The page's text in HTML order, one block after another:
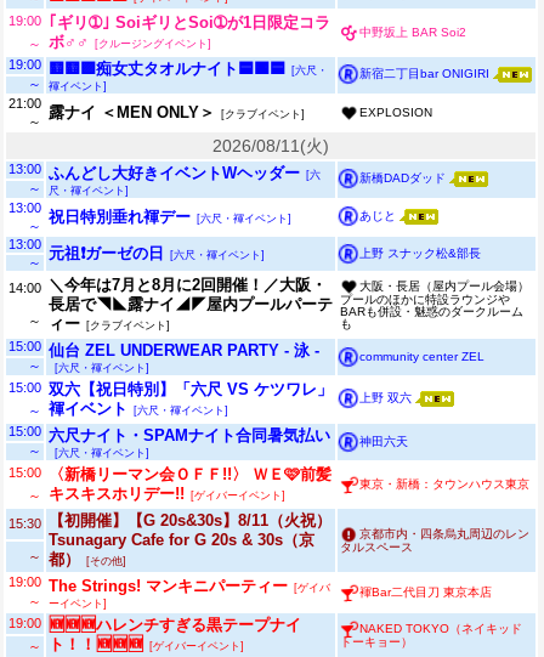
19:00 ｢ギリ➀｣ SoiギリとSoi➀が1日限定コラ
ボ♂♂
[クルージングイベント]
中野坂上 BAR Soi2
～
19:00
🟨🟨🟪痴女丈タオルナイト🟦🟧🟦
[六尺・
褌イベント]
新宿二丁目bar ONIGIRI
～
21:00 露ナイ ＜MEN ONLY＞ [クラブイベント] EXPLOSION
～
2026/08/11(火)
13:00 ふんどし大好きイベントWヘッダー [六
尺・褌イベント]
新橋DADダッド
～
13:00 祝日特別垂れ褌デー [六尺・褌イベント] あじと
～
13:00 元祖❗ガーゼの日 [六尺・褌イベント] 上野 スナック松&部長
～
14:00 ＼今年は7月と8月に2回開催！／大阪・
長居で◥◣露ナイ◢◤屋内プールパーテ
ィー [クラブイベント]
大阪・長居（屋内プール会場）
プールのほかに特設ラウンジや
BARも併設・魅惑のダークルーム
も
～
15:00 仙台 ZEL UNDERWEAR PARTY - 泳 -
[六尺・褌イベント]
community center ZEL
～
15:00 双六【祝日特別】「六尺 VS ケツワレ」
褌イベント
[六尺・褌イベント]
上野 双六
～
15:00 六尺ナイト・SPAMナイト合同暑気払い
[六尺・褌イベント]
神田六天
～
15:00
〈新橋リーマン会ＯＦＦ!!〉 ＷＥ🩷前髪
キスキスホリデー!!
[ゲイバーイベント]
東京・新橋：タウンハウス東京
～
15:30
【初開催】【G 20s&30s】8/11（火祝）
Tsunagary Cafe for G 20s & 30s（京
都）
[その他]
京都市内・四条烏丸周辺のレン
タルスペース
～
19:00 The Strings! マンキニパーティー [ゲイバ
ーイベント]
褌Bar二代目刀 東京本店
～
19:00
🆕🆕🆕ハレンチすぎる黒テープナイ
ト！！🆕🆕🆕
[ゲイバーイベント]
NAKED TOKYO（ネイキッド
トーキョー）
～